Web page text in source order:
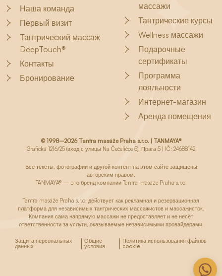
Наша команда
Первый визит
Тантрический массаж
DeepTouch®
Контакты
Бронирование
массажи
Тантрические курсы
Wellness массажи
Подарочные
сертификаты
Программа
лояльности
Интернет-магазин
Аренда помещения
© 1998–2026 Tantra masáže Praha s.r.o. | TANMAYA®
Grafická 1216/25 (вход с улицы Na Čečeličce 5), Прага 5 | IČ: 24688142
Все тексты, фотографии и другой контент на этом сайте защищены
авторским правом.
TANMAYA® — это бренд компании Tantra masáže Praha s.r.o.
Tantra masáže Praha s.r.o. действует как рекламная и резервационная
платформа для независимых тантрических массажистов и массажисток.
Компания сама напрямую массажи не предоставляет и не несёт
ответственности за услуги, оказываемые независимыми провайдерами.
Защита персональных
данных
Общие
условия
Политика использования файлов
cookie